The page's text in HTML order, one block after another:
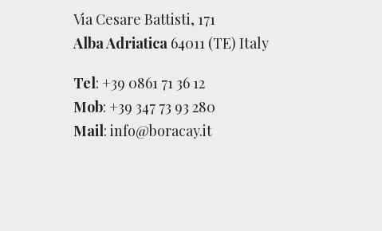
Via Cesare Battisti, 171
Alba Adriatica 64011 (TE) Italy
Tel: +39 0861 71 36 12
Mob: +39 347 73 93 280
Mail: info@boracay.it